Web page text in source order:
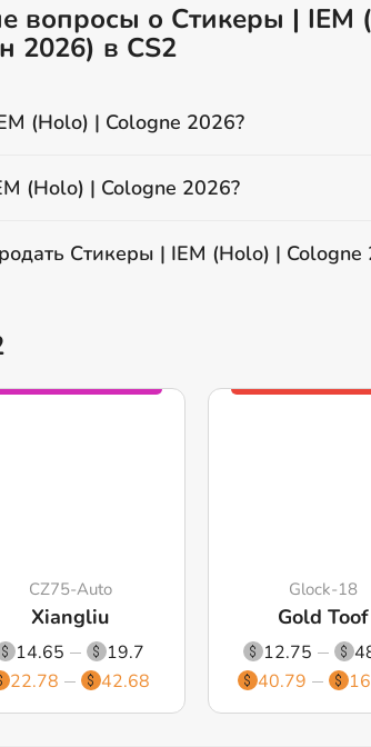
вопросы о Стикеры |
2026) в CS2
(Holo) | Cologne 2026?
(Holo) | Cologne 2026?
Стикеры | IEM (Holo) | Cologne
CZ75-Auto
Xiangliu
14.65
19.7
22.78
42.68
Glock-18
Gold Toof
12.75
40.79